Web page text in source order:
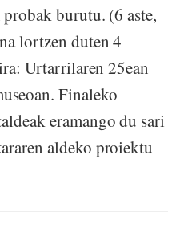
burutu. (6 aste,
lortzen duten 4
Urtarrilaren 25ean
Finaleko
eramango du sari
aldeko proiektu